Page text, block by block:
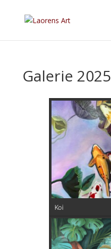
Galerie 2025
Koi